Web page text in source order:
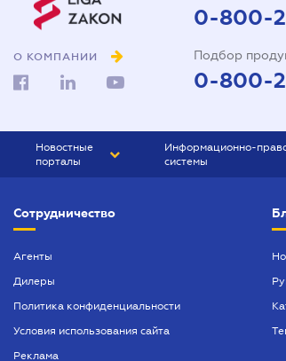
представление
суде
Доверенность на
юридического лица
Договор аренды
О КОМПАНИИ
0-800-
Подбор
0-800-
Новостные
порталы
БИЗНЕС
Информационно-
системы
БУХГАЛТЕР ПРОФ
ЮРИСТ ПРОФ
Сотрудничество
Агенты
Дилеры
Политика конфиденциальности
Условия использования сайта
Реклама